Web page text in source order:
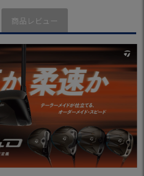
026年モデル 日本
ゴルフクラブ
ンシャフト 2026年
TaylorMade ゴルフ
クラブ
商品レビュー